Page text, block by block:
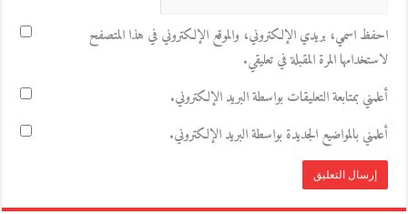
احفظ اسمي، بريدي الإلكتروني، والموقع الإلكتروني في هذا المتصفح
لاستخدامها المرة المقبلة في تعليقي.
أعلمني بمتابعة التعليقات بواسطة البريد الإلكتروني.
أعلمني بالمواضيع الجديدة بواسطة البريد الإلكتروني.